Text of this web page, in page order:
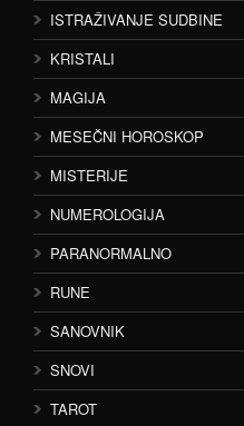
ISTRAŽIVANJE SUDBINE
KRISTALI
MAGIJA
MESEČNI HOROSKOP
MISTERIJE
NUMEROLOGIJA
PARANORMALNO
RUNE
SANOVNIK
SNOVI
TAROT